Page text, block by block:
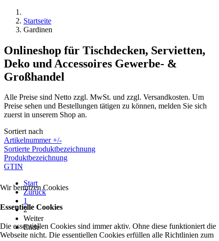
Startseite
Gardinen
Onlineshop für Tischdecken, Servietten,
Deko und Accessoires Gewerbe- &
Großhandel
Alle Preise sind Netto zzgl. MwSt. und zzgl. Versandkosten. Um
Preise sehen und Bestellungen tätigen zu können, melden Sie sich
zuerst in unserem Shop an.
Sortiert nach
Artikelnummer +/-
Sortierte Produktbezeichnung
Produktbezeichnung
GTIN
Start
Zurück
1
2
Weiter
Ende
Wir benutzen Cookies
Essentielle Cookies
Die essentiellen Cookies sind immer aktiv. Ohne diese funktioniert die
Webseite nicht. Die essentiellen Cookies erfüllen alle Richtlinien zum